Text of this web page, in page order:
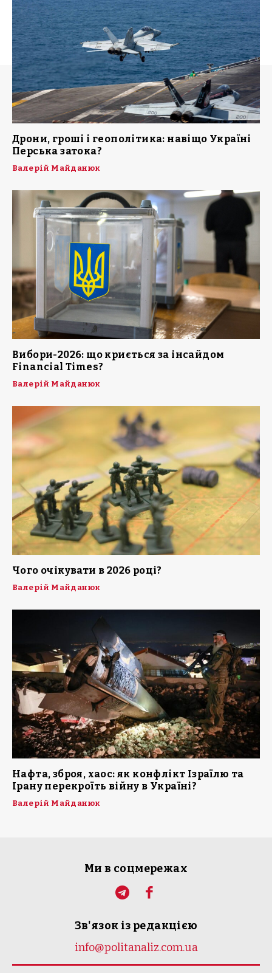
Дрони, гроші і геополітика: навіщо Україні
Перська затока?
Валерій Майданюк
Вибори-2026: що криється за інсайдом
Financial Times?
Валерій Майданюк
Чого очікувати в 2026 році?
Валерій Майданюк
Нафта, зброя, хаос: як конфлікт Ізраїлю та
Ірану перекроїть війну в Україні?
Валерій Майданюк
Ми в соцмережах
Зв'язок із редакцією
info@politanaliz.com.ua